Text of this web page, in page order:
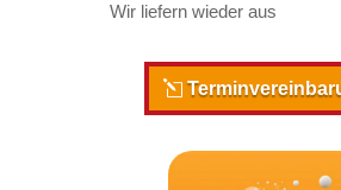
Wir liefern wieder aus